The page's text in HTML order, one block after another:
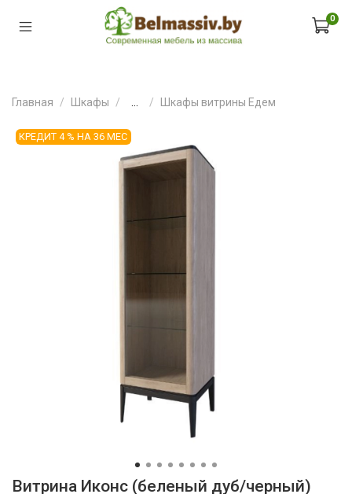
0
Главная Шкафы Шкафы витрины Едем
КРЕДИТ 4 % НА 36 МЕС
Витрина Иконс (беленый дуб/черный)